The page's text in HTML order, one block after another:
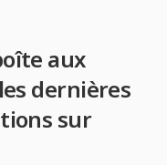
aux
dernières
sur